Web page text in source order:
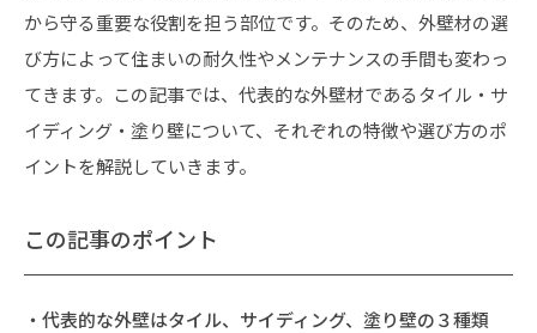
から守る重要な役割を担う部位です。そのため、外壁材の選
び方によって住まいの耐久性やメンテナンスの手間も変わっ
てきます。この記事では、代表的な外壁材であるタイル・サ
イディング・塗り壁について、それぞれの特徴や選び方のポ
イントを解説していきます。
この記事のポイント
・代表的な外壁はタイル、サイディング、塗り壁の３種類